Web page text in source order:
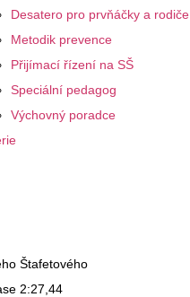
Desatero pro prvňáčky a rodiče
Metodik prevence
Přijímací řízení na SŠ
Speciální pedagog
Výchovný poradce
Štafetového
2:27,44